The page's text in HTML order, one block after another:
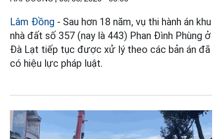
Lâm Đồng - Sau hơn 18 năm, vụ thi hành án khu
nhà đất số 357 (nay là 443) Phan Đình Phùng ở
Đà Lạt tiếp tục được xử lý theo các bản án đã
có hiệu lực pháp luật.